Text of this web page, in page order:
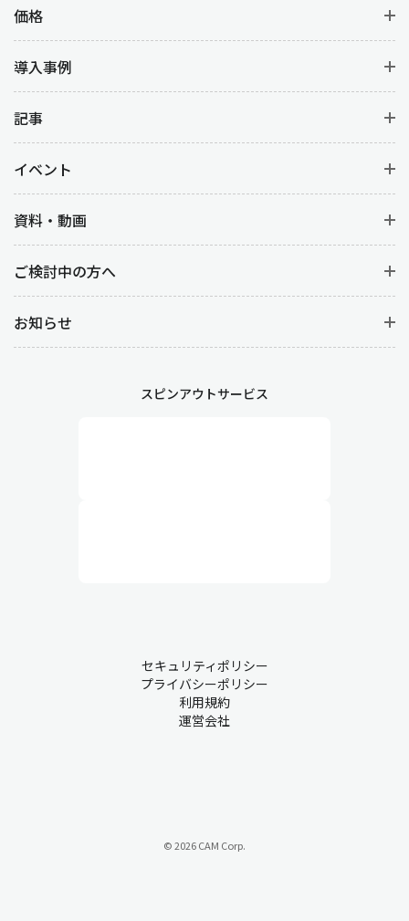
価格
導入事例
記事
イベント
資料・動画
ご検討中の方へ
お知らせ
スピンアウトサービス
セキュリティポリシー
プライバシーポリシー
利用規約
運営会社
© 2026 CAM Corp.